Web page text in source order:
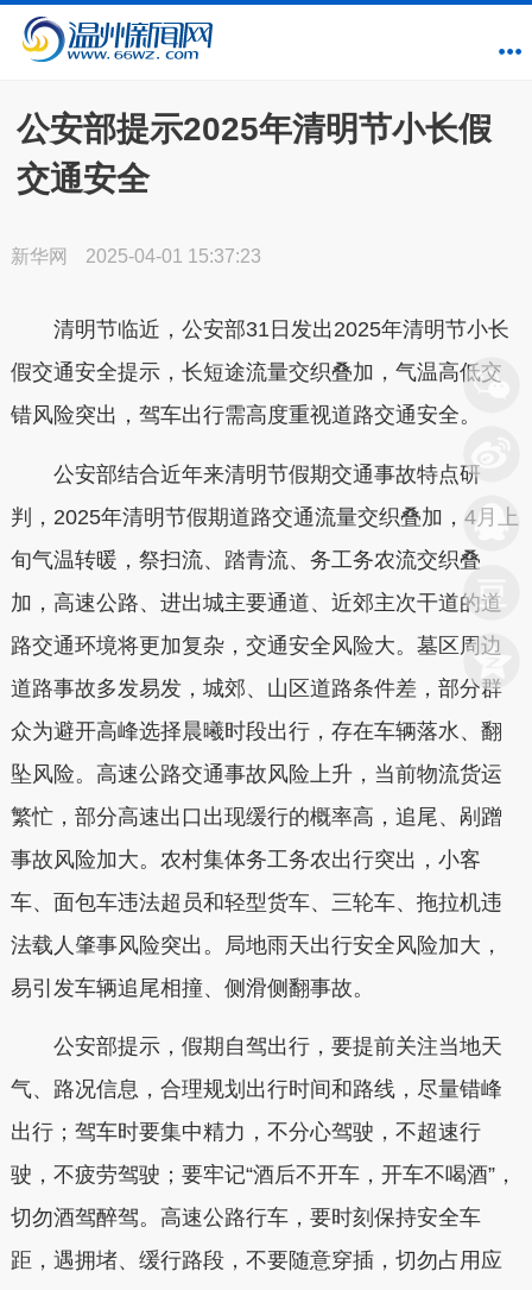
公安部提示2025年清明节小长假
交通安全
新华网 2025-04-01 15:37:23
清明节临近，公安部31日发出2025年清明节小长
假交通安全提示，长短途流量交织叠加，气温高低交
错风险突出，驾车出行需高度重视道路交通安全。
公安部结合近年来清明节假期交通事故特点研
判，2025年清明节假期道路交通流量交织叠加，4月上
旬气温转暖，祭扫流、踏青流、务工务农流交织叠
加，高速公路、进出城主要通道、近郊主次干道的道
路交通环境将更加复杂，交通安全风险大。墓区周边
道路事故多发易发，城郊、山区道路条件差，部分群
众为避开高峰选择晨曦时段出行，存在车辆落水、翻
坠风险。高速公路交通事故风险上升，当前物流货运
繁忙，部分高速出口出现缓行的概率高，追尾、剐蹭
事故风险加大。农村集体务工务农出行突出，小客
车、面包车违法超员和轻型货车、三轮车、拖拉机违
法载人肇事风险突出。局地雨天出行安全风险加大，
易引发车辆追尾相撞、侧滑侧翻事故。
公安部提示，假期自驾出行，要提前关注当地天
气、路况信息，合理规划出行时间和路线，尽量错峰
出行；驾车时要集中精力，不分心驾驶，不超速行
驶，不疲劳驾驶；要牢记“酒后不开车，开车不喝酒”，
切勿酒驾醉驾。高速公路行车，要时刻保持安全车
距，遇拥堵、缓行路段，不要随意穿插，切勿占用应